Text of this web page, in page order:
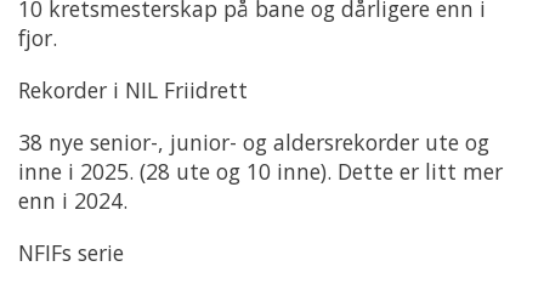
10 kretsmesterskap på bane og dårligere enn i
fjor.
Rekorder i NIL Friidrett
38 nye senior-, junior- og aldersrekorder ute og
inne i 2025. (28 ute og 10 inne). Dette er litt mer
enn i 2024.
NFIFs serie